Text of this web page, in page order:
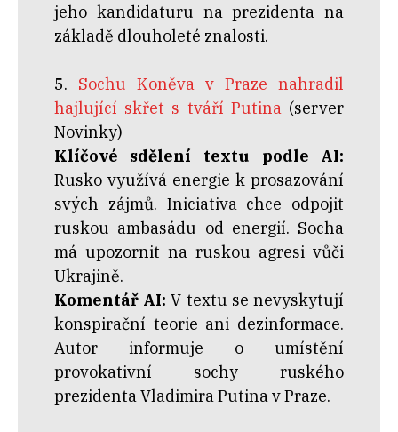
jeho kandidaturu na prezidenta na
základě dlouholeté znalosti.
5. Sochu Koněva v Praze nahradil
hajlující skřet s tváří Putina(server
Novinky)
Klíčové sdělení textu podle AI:
Rusko využívá energie k prosazování
svých zájmů. Iniciativa chce odpojit
ruskou ambasádu od energií. Socha
má upozornit na ruskou agresi vůči
Ukrajině.
Komentář AI: V textu se nevyskytují
konspirační teorie ani dezinformace.
Autor informuje o umístění
provokativní sochy ruského
prezidenta Vladimira Putina v Praze.